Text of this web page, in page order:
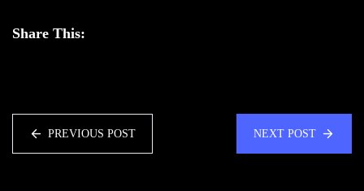
Share This:
PREVIOUS POST NEXT POST